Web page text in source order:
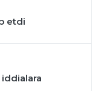
etdi
iddialara